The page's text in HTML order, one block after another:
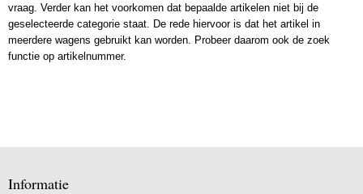
vraag. Verder kan het voorkomen dat bepaalde artikelen niet bij de
geselecteerde categorie staat. De rede hiervoor is dat het artikel in
meerdere wagens gebruikt kan worden. Probeer daarom ook de zoek
functie op artikelnummer.
Informatie